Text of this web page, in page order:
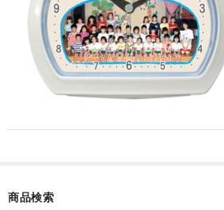
メロディ時計(集合)
音声時計(集合)
目覚まし時計(個別)
商品検索